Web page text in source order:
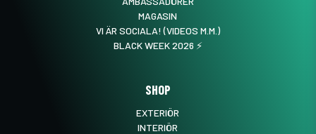
MAGASIN
VI ÄR SOCIALA! (VIDEOS M.M.)
BLACK WEEK 2026 ⚡️
SHOP
EXTERIÖR
INTERIÖR